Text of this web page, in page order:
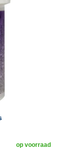
op voorraad